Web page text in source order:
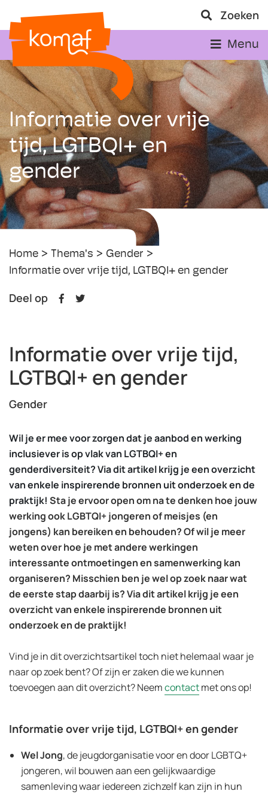
Zoeken
Menu
Informatie over vrije
tijd, LGTBQI+ en
gender
Home Thema's
Gender
Informatie over vrije tijd, LGTBQI+ en gender
Deel op
Informatie over vrije tijd,
LGTBQI+ en gender
Gender
Wil je er mee voor zorgen dat je aanbod en werking
inclusiever is op vlak van LGTBQI+ en
genderdiversiteit? Via dit artikel krijg je een overzicht
van enkele inspirerende bronnen uit onderzoek en de
praktijk! Sta je ervoor open om na te denken hoe jouw
werking ook LGBTQI+ jongeren of meisjes (en
jongens) kan bereiken en behouden? Of wil je meer
weten over hoe je met andere werkingen
interessante ontmoetingen en samenwerking kan
organiseren? Misschien ben je wel op zoek naar wat
de eerste stap daarbij is? Via dit artikel krijg je een
overzicht van enkele inspirerende bronnen uit
onderzoek en de praktijk!
Vind je in dit overzichtsartikel toch niet helemaal waar je
naar op zoek bent? Of zijn er zaken die we kunnen
toevoegen aan dit overzicht? Neemcontactmet ons op!
Informatie over vrije tijd, LGTBQI+ en gender
Wel Jong, de jeugdorganisatie voor en door LGBTQ+
jongeren, wil bouwen aan een gelijkwaardige
samenleving waar iedereen zichzelf kan zijn in hun